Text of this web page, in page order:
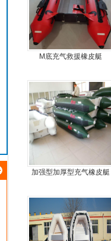
M底充气救援橡皮艇
加强型加厚型充气橡皮艇